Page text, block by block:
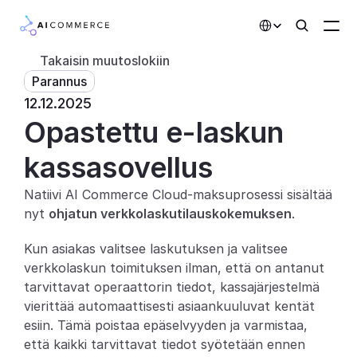
Asiakkaat
AI-toiminnot
Kumppanit
Hinnoittelu
Kehittäjille
Integraatiot
Tekoälyominaisuudet
Takaisin muutoslokiin
Parannus
12.12.2025
Opastettu e-laskun
kassasovellus
Natiivi AI Commerce Cloud-maksuprosessi sisältää
nyt ohjatun verkkolaskutilauskokemuksen.
Kun asiakas valitsee laskutuksen ja valitsee
verkkolaskun toimituksen ilman, että on antanut
tarvittavat operaattorin tiedot, kassajärjestelmä
vierittää automaattisesti asiaankuuluvat kentät
esiin. Tämä poistaa epäselvyyden ja varmistaa,
että kaikki tarvittavat tiedot syötetään ennen